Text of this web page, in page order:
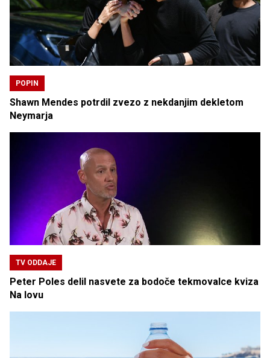
POPIN
Shawn Mendes potrdil zvezo z nekdanjim dekletom
Neymarja
TV ODDAJE
Peter Poles delil nasvete za bodoče tekmovalce kviza
Na lovu